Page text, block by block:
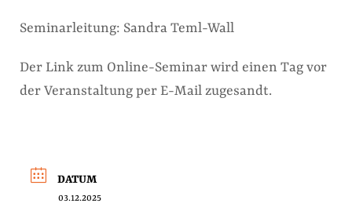
Seminarleitung: Sandra Teml-Wall
Der Link zum Online-Seminar wird einen Tag vor
der Veranstaltung per E-Mail zugesandt.
DATUM
03.12.2025